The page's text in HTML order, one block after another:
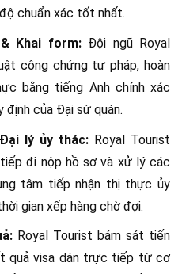
chuẩn xác tốt nhất.
Khai form:Đội ngũ Royal
công chứng tư pháp, hoàn
bằng tiếng Anh chính xác
của Đại sứ quán.
lý ủy thác: Royal Tourist
đi nộp hồ sơ và xử lý các
tâm tiếp nhận thị thực ủy
gian xếp hàng chờ đợi.
Royal Tourist bám sát tiến
quả visa dán trực tiếp từ cơ